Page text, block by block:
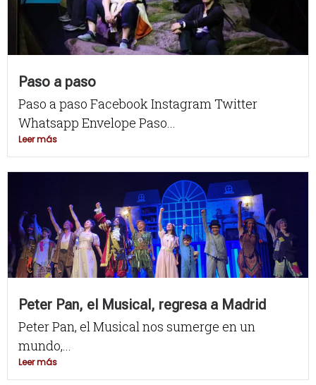
Paso a paso
Paso a paso Facebook Instagram Twitter
Whatsapp Envelope Paso...
Leer más
Peter Pan, el Musical, regresa a Madrid
Peter Pan, el Musical nos sumerge en un
mundo,...
Leer más